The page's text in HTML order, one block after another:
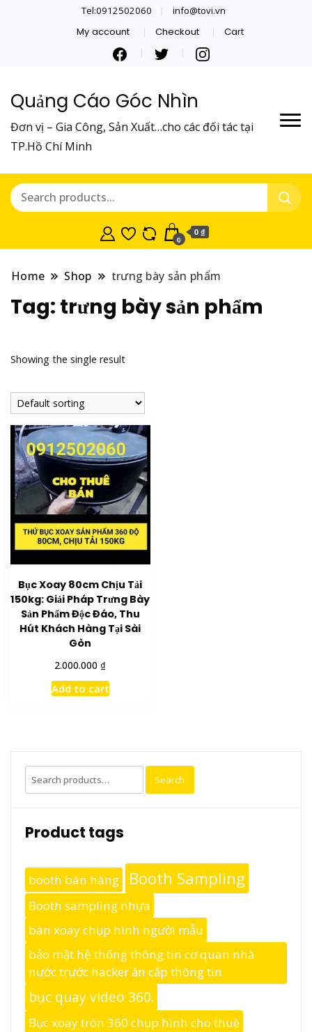
Tel:0912502060 info@tovi.vn
My account Checkout Cart
Quảng Cáo Góc Nhìn
Đơn vị – Gia Công, Sản Xuất…cho các đối tác tại
TP.Hồ Chí Minh
0
0 ₫
Home Shop trưng bày sản phẩm
Tag: trưng bày sản phẩm
Showing the single result
Bục Xoay 80cm Chịu Tải
150kg: Giải Pháp Trưng Bày
Sản Phẩm Độc Đáo, Thu
Hút Khách Hàng Tại Sài
Gòn
2.000.000 ₫
Add to cart
Search
for:
Search
Product tags
booth bán hàng Booth Sampling
Booth sampling nhựa
bàn xoay chụp hình người mẫu
bảo mật hệ thống thông tin cơ quan nhà
nước trước hacker ăn cắp thông tin
bục quay video 360.
Bục xoay tròn 360 chụp hình cho thuê